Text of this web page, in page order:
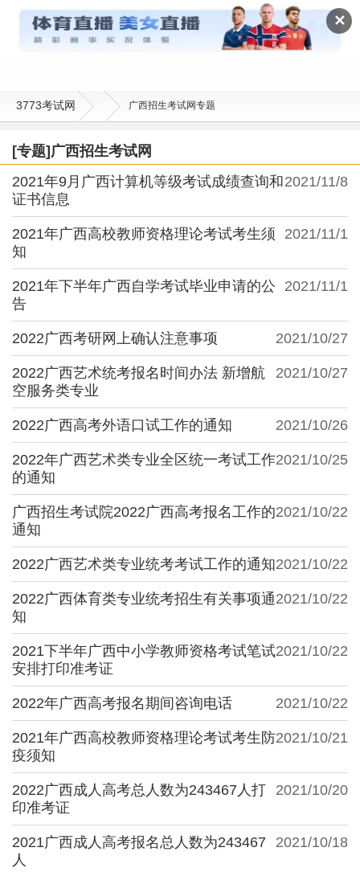
✕
广西招生考试网
3773考试网 广西招生考试网专题
[专题]广西招生考试网
2021/11/8
2021年9月广西计算机等级考试成绩查询和
证书信息
2021/11/1
2021年广西高校教师资格理论考试考生须
知
2021/11/1
2021年下半年广西自学考试毕业申请的公
告
2021/10/27
2022广西考研网上确认注意事项
2021/10/27
2022广西艺术统考报名时间办法 新增航
空服务类专业
2021/10/26
2022广西高考外语口试工作的通知
2021/10/25
2022年广西艺术类专业全区统一考试工作
的通知
2021/10/22
广西招生考试院2022广西高考报名工作的
通知
2021/10/22
2022广西艺术类专业统考考试工作的通知
2021/10/22
2022广西体育类专业统考招生有关事项通
知
2021/10/22
2021下半年广西中小学教师资格考试笔试
安排打印准考证
2021/10/22
2022年广西高考报名期间咨询电话
2021/10/21
2021年广西高校教师资格理论考试考生防
疫须知
2021/10/20
2022广西成人高考总人数为243467人打
印准考证
2021/10/18
2021广西成人高考报名总人数为243467
人